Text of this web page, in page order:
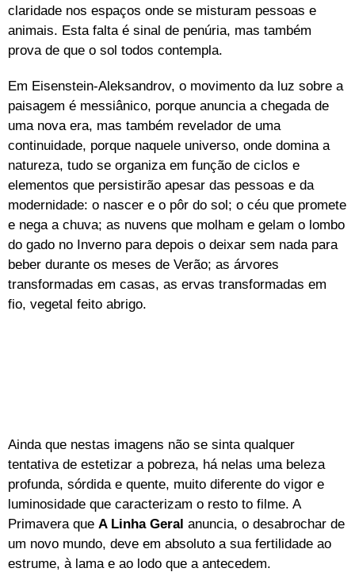
claridade nos espaços onde se misturam pessoas e
animais. Esta falta é sinal de penúria, mas também
prova de que o sol todos contempla.
Em Eisenstein-Aleksandrov, o movimento da luz sobre a
paisagem é messiânico, porque anuncia a chegada de
uma nova era, mas também revelador de uma
continuidade, porque naquele universo, onde domina a
natureza, tudo se organiza em função de ciclos e
elementos que persistirão apesar das pessoas e da
modernidade: o nascer e o pôr do sol; o céu que promete
e nega a chuva; as nuvens que molham e gelam o lombo
do gado no Inverno para depois o deixar sem nada para
beber durante os meses de Verão; as árvores
transformadas em casas, as ervas transformadas em
fio, vegetal feito abrigo.
Ainda que nestas imagens não se sinta qualquer
tentativa de estetizar a pobreza, há nelas uma beleza
profunda, sórdida e quente, muito diferente do vigor e
luminosidade que caracterizam o resto to filme. A
Primavera que A Linha Geral anuncia, o desabrochar de
um novo mundo, deve em absoluto a sua fertilidade ao
estrume, à lama e ao lodo que a antecedem.